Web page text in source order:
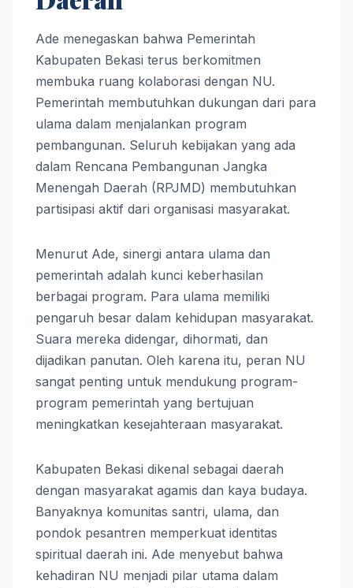
Ade menegaskan bahwa Pemerintah
Kabupaten Bekasi terus berkomitmen
membuka ruang kolaborasi dengan NU.
Pemerintah membutuhkan dukungan dari para
ulama dalam menjalankan program
pembangunan. Seluruh kebijakan yang ada
dalam Rencana Pembangunan Jangka
Menengah Daerah (RPJMD) membutuhkan
partisipasi aktif dari organisasi masyarakat.
Menurut Ade, sinergi antara ulama dan
pemerintah adalah kunci keberhasilan
berbagai program. Para ulama memiliki
pengaruh besar dalam kehidupan masyarakat.
Suara mereka didengar, dihormati, dan
dijadikan panutan. Oleh karena itu, peran NU
sangat penting untuk mendukung program-
program pemerintah yang bertujuan
meningkatkan kesejahteraan masyarakat.
Kabupaten Bekasi dikenal sebagai daerah
dengan masyarakat agamis dan kaya budaya.
Banyaknya komunitas santri, ulama, dan
pondok pesantren memperkuat identitas
spiritual daerah ini. Ade menyebut bahwa
kehadiran NU menjadi pilar utama dalam